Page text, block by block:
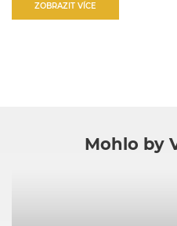
ZOBRAZIT VÍCE
Mohlo by